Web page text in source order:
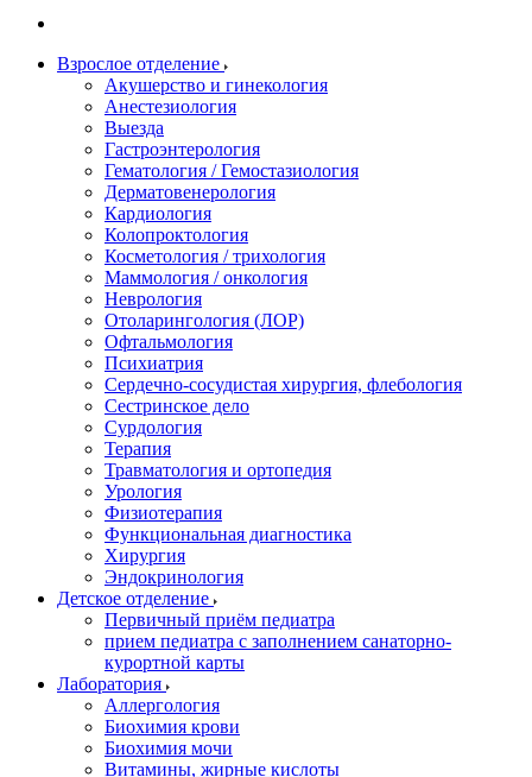
Взрослое отделение
Акушерство и гинекология
Анестезиология
Выезда
Гастроэнтерология
Гематология / Гемостазиология
Дерматовенерология
Кардиология
Колопроктология
Косметология / трихология
Маммология / онкология
Неврология
Отоларингология (ЛОР)
Офтальмология
Психиатрия
Сердечно-сосудистая хирургия, флебология
Сестринское дело
Сурдология
Терапия
Травматология и ортопедия
Урология
Физиотерапия
Функциональная диагностика
Хирургия
Эндокринология
Детское отделение
Первичный приём педиатра
прием педиатра с заполнением санаторно-
курортной карты
Лаборатория
Аллергология
Биохимия крови
Биохимия мочи
Витамины, жирные кислоты